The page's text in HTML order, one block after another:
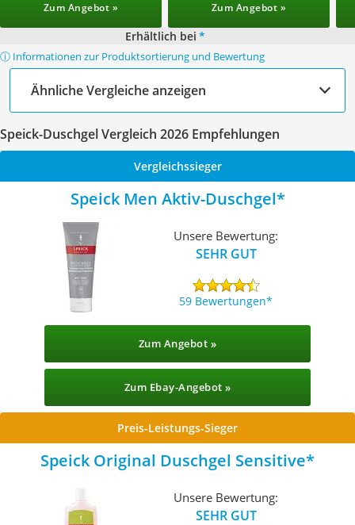
Zum Angebot » Zum Angebot »
Erhältlich bei *
ⓘ Informationen zur Produktsortierung und Bewertung
Ähnliche Vergleiche anzeigen
Speick-Duschgel Vergleich 2026 Empfehlungen
Vergleichssieger
Speick Men Aktiv-Duschgel
Unsere Bewertung:
SEHR GUT
59 Bewertungen
Zum Angebot »
Zum Ebay-Angebot »
Preis-Leistungs-Sieger
Speick Original Duschgel Sensitive
Unsere Bewertung:
SEHR GUT